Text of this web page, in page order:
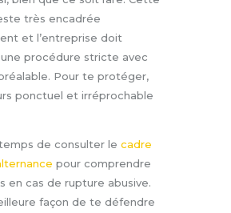
très encadrée
et l’entreprise doit
procédure stricte avec
Pour te protéger,
ponctuel et irréprochable
de consulter le cadre
pour comprendre
en cas de rupture abusive.
façon de te défendre